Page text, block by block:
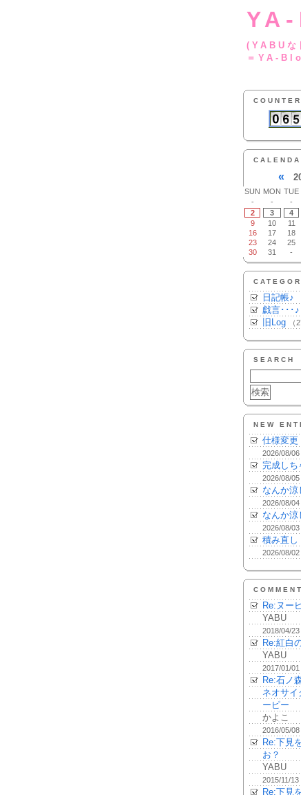
＝YA-
COUNTER
«
SUN MON TUE
-
- -
2
3 4
9
10 11
16
17 18
23
24 25
30
31 -
日記帳♪
戯言･･･♪
旧Log （
SEARCH
NEW
仕様変更
2026/08/06
完成しち
2026/08/05
なんか涼
2026/08/04
なんか涼
2026/08/03
積み直し
2026/08/02
COMMENT
Re:ヌー
YABU
2018/04/23
Re:紅白
YABU
2017/01/01
Re:石ノ
ネオサ
ーピー
かよこ
2016/05/08
Re:下見
お？
YABU
2015/11/13
Re:下見